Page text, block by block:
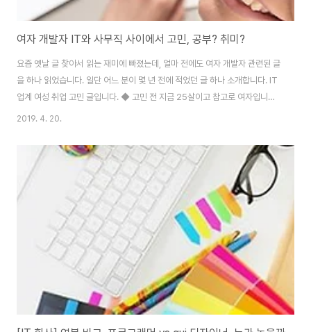
여자 개발자 IT와 사무직 사이에서 고민, 공부? 취미?
요즘 옛날 글 찾아서 읽는 재미에 빠졌는데, 얼마 전에도 여자 개발자 관련된 글
을 하나 읽었습니다. 일단 어느 분이 몇 년 전에 적었던 글 하나 소개합니다. IT
업계 여성 취업 고민 글입니다. ◆ 고민 전 지금 25살이고 참고로 여자입니다.
2001년에 컴퓨터 정보 관리 과를 전공해서 1년 놀다가(재수생활) 사무직으로
돼서야 제가 경력 관리를 못 했다는 걸 알았습니다. 후회가 됐죠. 학교를 갓 졸
업했을 때는 꿈도 많고 뭐든 될 것 같았는데(참고로 네트워크 관리자였습니다)
너무 다른 일을 해왔네요. 너무 멀리 돌아온 감이 있습니다. 이번에 회사를 그만
두고 다시 시작하는 마음으로 내가 뭘 할 것이냐 곰곰이 생각했습니다. 그리고
2019. 4. 20.